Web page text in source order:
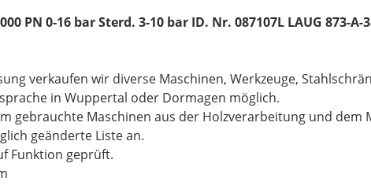
PN 0-16 bar Sterd. 3-10 bar ID. Nr. 087107L LAUG 873-A-
verkaufen wir diverse Maschinen, Werkzeuge,
in Wuppertal oder Dormagen möglich.
gebrauchte Maschinen aus der Holzverarbeitung und dem
geänderte Liste an.
Funktion geprüft.